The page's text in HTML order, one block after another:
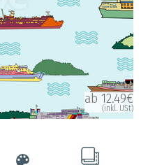
ab 12.49€
(inkl. USt)